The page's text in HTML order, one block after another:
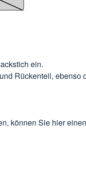
ein.
Rückenteil, ebenso
können Sie hier